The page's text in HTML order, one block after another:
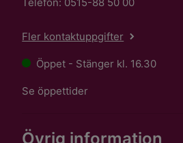
Fler kontaktuppgifter
Öppet - Stänger kl. 16.30
Se öppettider
Övrig information